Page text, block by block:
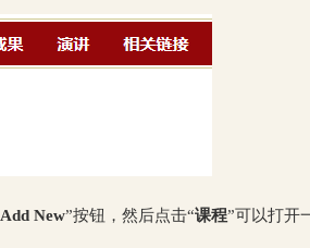
Add New”按钮，然后点击“课程”可以打开